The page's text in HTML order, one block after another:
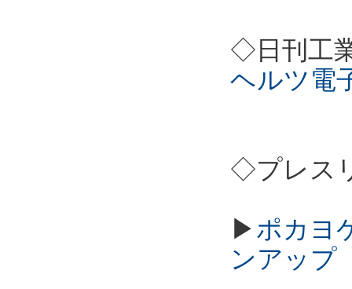
◇日刊工
ヘルツ電
◇プレス
▶ポカヨ
ンアッ